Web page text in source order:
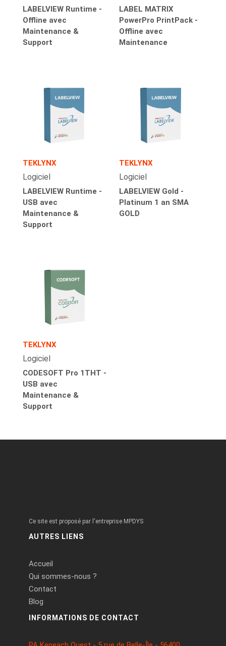
LABELVIEW Runtime -
Offline avec
Maintenance &
Support
LABEL MATRIX
PowerPro PrintPack -
Offline avec
Maintenance
TEKLYNX
Logiciel
LABELVIEW Runtime -
USB avec
Maintenance &
Support
TEKLYNX
Logiciel
LABELVIEW Gold -
Platinum 1 an SMA
GOLD
TEKLYNX
Logiciel
CODESOFT Pro 1THT -
USB avec
Maintenance &
Support
Ce site est proposé par l'entreprise MPDYS
AUTRES LIENS
Accueil
Qui sommes-nous ?
Contact
Blog
INFORMATIONS DE CONTACT